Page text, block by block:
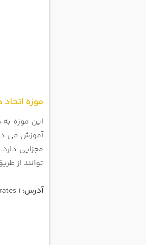
موزه
این موزه به درستی در
آموزش می
مجزایی
توانند از
آدرس: